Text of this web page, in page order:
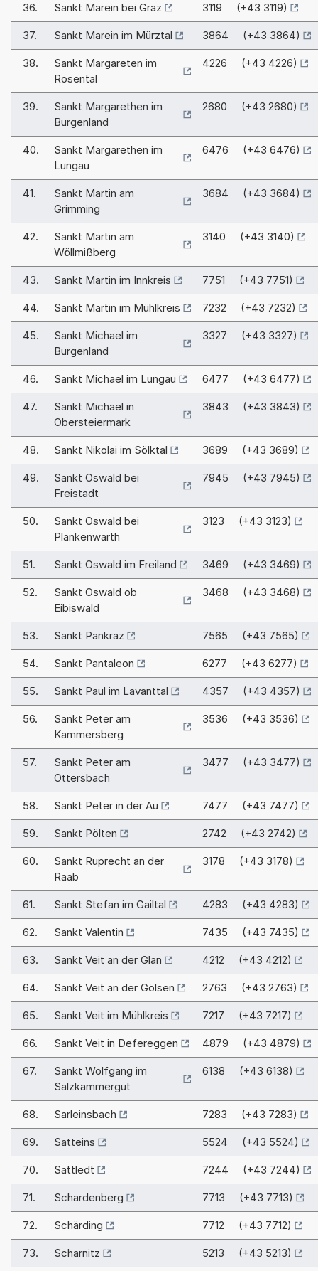
36. Sankt Marein bei Graz 3119 (+43 3119)
37. Sankt Marein im Mürztal 3864 (+43 3864)
38.
Sankt Margareten im
Rosental
4226 (+43 4226)
39.
Sankt Margarethen im
Burgenland
2680 (+43 2680)
40.
Sankt Margarethen im
Lungau
6476 (+43 6476)
41.
Sankt Martin am
Grimming
3684 (+43 3684)
42.
Sankt Martin am
Wöllmißberg
3140 (+43 3140)
43. Sankt Martin im Innkreis 7751 (+43 7751)
44. Sankt Martin im Mühlkreis 7232 (+43 7232)
45.
Sankt Michael im
Burgenland
3327 (+43 3327)
46. Sankt Michael im Lungau 6477 (+43 6477)
47.
Sankt Michael in
Obersteiermark
3843 (+43 3843)
48. Sankt Nikolai im Sölktal 3689 (+43 3689)
49.
Sankt Oswald bei
Freistadt
7945 (+43 7945)
50.
Sankt Oswald bei
Plankenwarth
3123 (+43 3123)
51. Sankt Oswald im Freiland 3469 (+43 3469)
52.
Sankt Oswald ob
Eibiswald
3468 (+43 3468)
53. Sankt Pankraz 7565 (+43 7565)
54. Sankt Pantaleon 6277 (+43 6277)
55. Sankt Paul im Lavanttal 4357 (+43 4357)
56.
Sankt Peter am
Kammersberg
3536 (+43 3536)
57.
Sankt Peter am
Ottersbach
3477 (+43 3477)
58. Sankt Peter in der Au 7477 (+43 7477)
59. Sankt Pölten 2742 (+43 2742)
60.
Sankt Ruprecht an der
Raab
3178 (+43 3178)
61. Sankt Stefan im Gailtal 4283 (+43 4283)
62. Sankt Valentin 7435 (+43 7435)
63. Sankt Veit an der Glan 4212 (+43 4212)
64. Sankt Veit an der Gölsen 2763 (+43 2763)
65. Sankt Veit im Mühlkreis 7217 (+43 7217)
66. Sankt Veit in Defereggen 4879 (+43 4879)
67.
Sankt Wolfgang im
Salzkammergut
6138 (+43 6138)
68. Sarleinsbach 7283 (+43 7283)
69. Satteins 5524 (+43 5524)
70. Sattledt 7244 (+43 7244)
71. Schardenberg 7713 (+43 7713)
72. Schärding 7712 (+43 7712)
73. Scharnitz 5213 (+43 5213)